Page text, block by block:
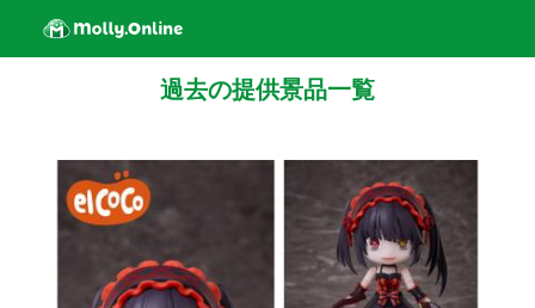
過去の提供景品一覧